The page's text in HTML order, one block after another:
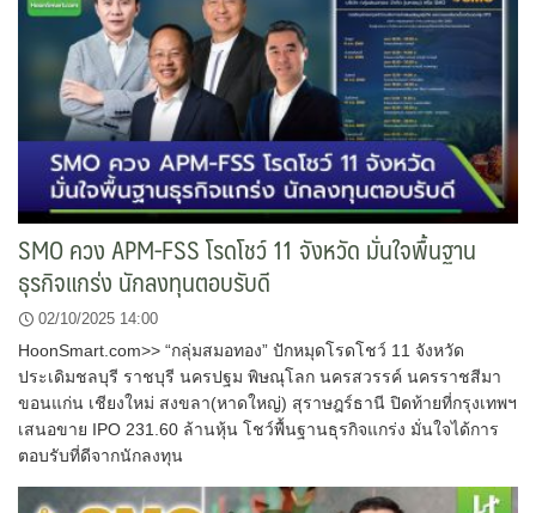
SMO ควง APM-FSS โรดโชว์ 11 จังหวัด มั่นใจพื้นฐาน
ธุรกิจแกร่ง นักลงทุนตอบรับดี
02/10/2025 14:00
HoonSmart.com>> “กลุ่มสมอทอง” ปักหมุดโรดโชว์ 11 จังหวัด
ประเดิมชลบุรี ราชบุรี นครปฐม พิษณุโลก นครสวรรค์ นครราชสีมา
ขอนแก่น เชียงใหม่ สงขลา(หาดใหญ่) สุราษฎร์ธานี ปิดท้ายที่กรุงเทพฯ
เสนอขาย IPO 231.60 ล้านหุ้น โชว์พื้นฐานธุรกิจแกร่ง มั่นใจได้การ
ตอบรับที่ดีจากนักลงทุน